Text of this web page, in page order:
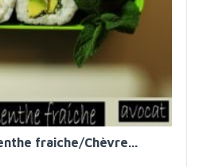
fraiche/Chèvre...